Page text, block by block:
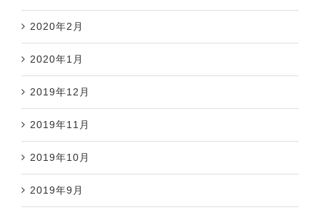
2020年2月
2020年1月
2019年12月
2019年11月
2019年10月
2019年9月